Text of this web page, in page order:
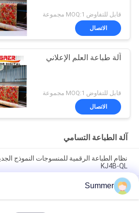
قابل للتفاوض MOQ:1 مجموعة
الاتصال
آلة طباعة العلم الإعلاني
قابل للتفاوض MOQ:1 مجموعة
الاتصال
آلة الطباعة التسامي
KJ4B-QL
نموذج جديد لطابعة المنسوجات النافثة للحبر
الحمراء البعيدة ونظام طباعة الأقمشة الكل في
والتسامي
Summer